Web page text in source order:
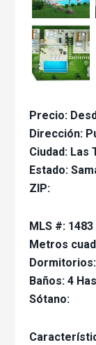
Precio:
Dirección:
Ciudad: Las
Estado:
ZIP:
MLS #: 1483
Metros
Dormitorios:
Baños: 4
Sótano: